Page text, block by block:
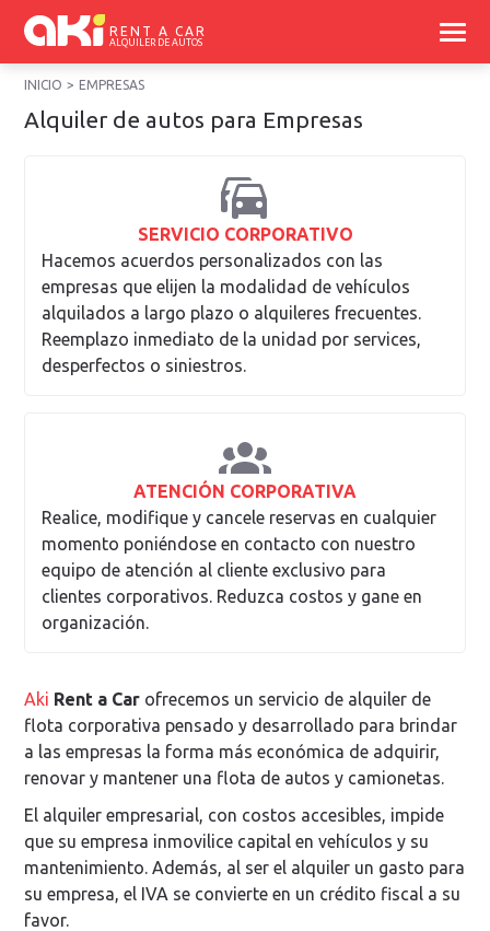
ALQUILER DE AUTOS
RENT A CAR
INICIO EMPRESAS
Alquiler de autos para Empresas
SERVICIO CORPORATIVO
Hacemos acuerdos personalizados con las
empresas que elijen la modalidad de vehículos
alquilados a largo plazo o alquileres frecuentes.
Reemplazo inmediato de la unidad por services,
desperfectos o siniestros.
ATENCIÓN CORPORATIVA
Realice, modifique y cancele reservas en cualquier
momento poniéndose en contacto con nuestro
equipo de atención al cliente exclusivo para
clientes corporativos. Reduzca costos y gane en
organización.
Aki Rent a Car ofrecemos un servicio de alquiler de
flota corporativa pensado y desarrollado para brindar
a las empresas la forma más económica de adquirir,
renovar y mantener una flota de autos y camionetas.
El alquiler empresarial, con costos accesibles, impide
que su empresa inmovilice capital en vehículos y su
mantenimiento. Además, al ser el alquiler un gasto para
su empresa, el IVA se convierte en un crédito fiscal a su
favor.